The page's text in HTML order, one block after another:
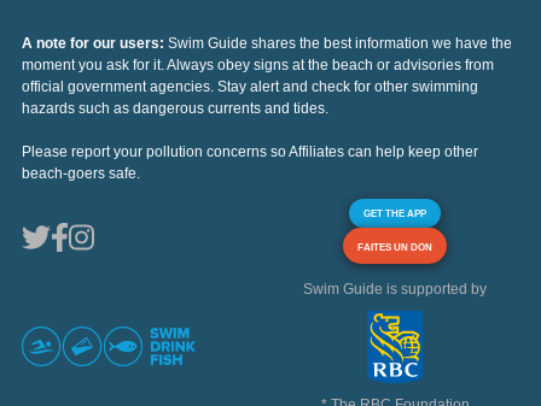
A note for our users: Swim Guide shares the best information we have the
moment you ask for it. Always obey signs at the beach or advisories from
official government agencies. Stay alert and check for other swimming
hazards such as dangerous currents and tides.
Please report your pollution concerns so Affiliates can help keep other
beach-goers safe.
GET THE APP
FAITES UN DON
Swim Guide is supported by